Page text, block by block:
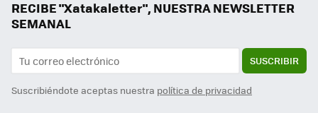
RECIBE "Xatakaletter", NUESTRA NEWSLETTER
SEMANAL
SUSCRIBIR
Suscribiéndote aceptas nuestra política de privacidad